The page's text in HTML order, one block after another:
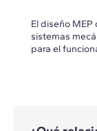
El diseño
sistemas
para el